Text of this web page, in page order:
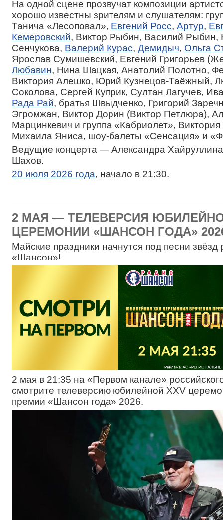
На одной сцене прозвучат композиции
хорошо известны зрителям и слушателям:
Танича «Лесоповал», Евгений Росс, Артур,
Кемеровский, Виктор Рыбин, Василий Рыбин,
Сенчукова, Валерий Курас, Демидыч, Ольга
Ярослав Сумишевский, Евгений Григорьев
Любавин, Нина Шацкая, Анатолий Полотно,
Виктория Алешко, Юрий Кузнецов-Таёжный,
Соколова, Сергей Куприк, Султан Лагучев,
Рада Рай, братья Швыдченко, Григорий
Эгромжан, Виктор Дорин (Виктор Петлюра),
Марцинкевич и группа «Кабриолет»,
Михаила Яниса, шоу-балеты «Сенсация» и
Ведущие концерта — Александра
Шахов.
20 июля 2026 года, начало в 21:30.
2 МАЯ — ТЕЛЕВЕРСИЯ
ЦЕРЕМОНИИ «ШАНСОН ГОДА»
Майские праздники начнутся под песни звёзд
«Шансон»!
2 мая в 21:35 на «Первом канале»
смотрите телеверсию юбилейной XXV
премии «Шансон года» 2026.